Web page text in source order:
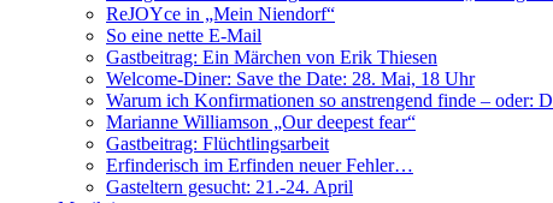
ReJOYce in „Mein Niendorf“
So eine nette E-Mail
Gastbeitrag: Ein Märchen von Erik Thiesen
Welcome-Diner: Save the Date: 28. Mai, 18 Uhr
Warum ich Konfirmationen so anstrengend finde – oder:
Marianne Williamson „Our deepest fear“
Gastbeitrag: Flüchtlingsarbeit
Erfinderisch im Erfinden neuer Fehler…
Gasteltern gesucht: 21.-24. April